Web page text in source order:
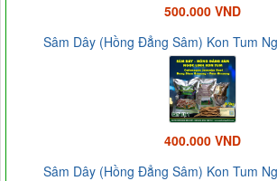
500.000 VND
Sâm Dây (Hồng Đẳng Sâm) Kon Tum
400.000 VND
Sâm Dây (Hồng Đẳng Sâm) Kon Tum